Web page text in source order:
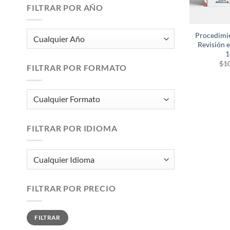
FILTRAR POR AÑO
FILTRAR POR FORMATO
FILTRAR POR IDIOMA
FILTRAR POR PRECIO
Precio
mínimo
Precio
máximo
FILTRAR
Revisión
$